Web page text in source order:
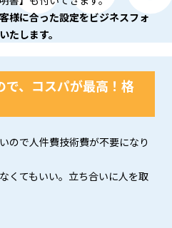
様に合った設定をビジネスフォ
たします。
で、コスパが最高！格
ので人件費技術費が不要になり
くてもいい。立ち合いに人を取